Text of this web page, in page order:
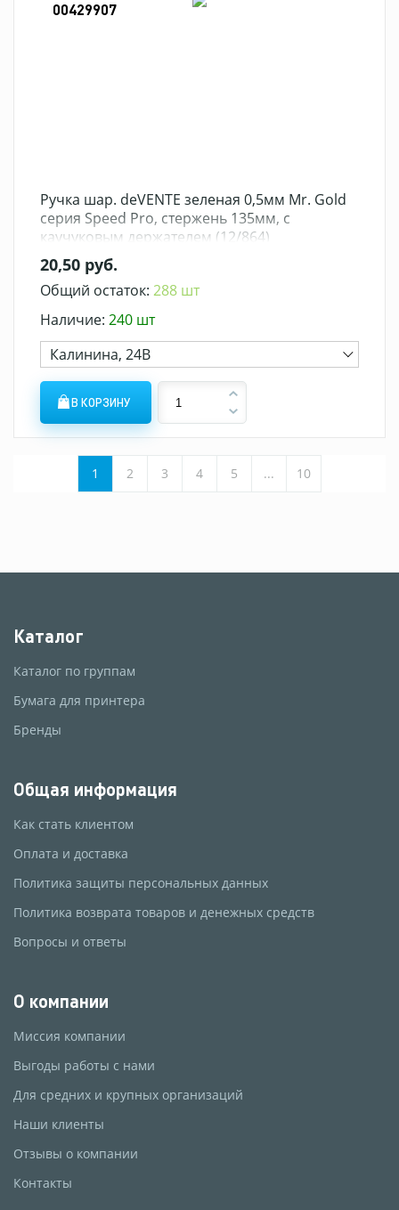
00429907
Ручка шар. deVENTE зеленая 0,5мм Mr. Gold
серия Speed Pro, стержень 135мм, с
каучуковым держателем (12/864)
20,50 руб.
Общий остаток: 288 шт
Наличие: 240 шт
Калинина, 24В
В КОРЗИНУ
1 2 3 4 5 ... 10
Каталог
Каталог по группам
Бумага для принтера
Бренды
Общая информация
Как стать клиентом
Оплата и доставка
Политика защиты персональных данных
Политика возврата товаров и денежных средств
Вопросы и ответы
О компании
Миссия компании
Выгоды работы с нами
Для средних и крупных организаций
Наши клиенты
Отзывы о компании
Контакты